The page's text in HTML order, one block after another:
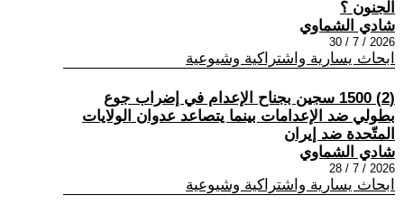
الجنون ؟
شادي الشماوي
2026 / 7 / 30
ابحاث يسارية واشتراكية وشيوعية
(2) 1500 سجين بجناح الإعدام في إضراب جوع
بطولي ضد الإعدامات بينما يتصاعد عدوان الولايات
المتّحدة ضد إيران
شادي الشماوي
2026 / 7 / 28
ابحاث يسارية واشتراكية وشيوعية